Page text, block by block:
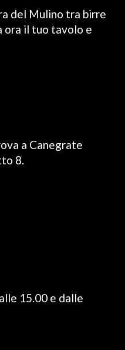
del Mulino tra birre
ora il tuo tavolo e
a Canegrate
8.
15.00 e dalle